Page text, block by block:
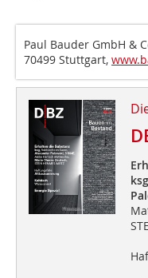
Paul Bauder GmbH &
70499 Stuttgart,
ksg